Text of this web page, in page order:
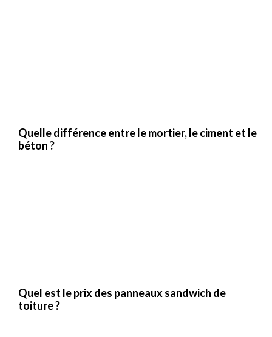
Quelle différence entre le mortier, le ciment et le
béton ?
Quel est le prix des panneaux sandwich de
toiture ?